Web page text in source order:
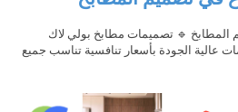
المطابخ 🔹 تصميمات مطابخ بولي لاك
عالية الجودة بأسعار تنافسية تناسب جميع